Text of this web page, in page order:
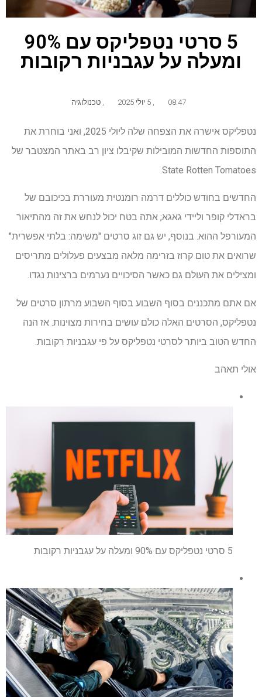
5 סרטי נטפליקס עם 90%
ומעלה על עגבניות רקובות
08:47 טכנולוגיה
נטפליקס אישרה את הצפחה שלה ליולי 2025, ואני בוחרת את
התוספות החדשות המובילות שקיבלו ציון רב באתר המצטבר של
State Rotten Tomatoes.
החדשים בחודש כוללים דרמה רומנטית מעוררת בכיכובם של
בראדלי קופר וליידי גאגא; אתה בטח יכול לנחש את זה מהתיאור
המעורפל ההוא. בנוסף, יש גם זוג סרטים "משימה: בלתי אפשרית"
שרואים את טום קרוז בזרימה מלאה מבצעים פעלולים מתריסים
ומצילים את העולם גם כאשר הסיכויים נערמים ברצינות נגדו.
אם אתם מתכננים בסוף השבוע בסוף השבוע מרתון סרטים של
נטפליקס, הסרטים האלה כולם עושים בחירות מצוינות. אז הנה
החדש הטוב ביותר לסרטי נטפליקס על פי עגבניות רקובות.
אולי תאהב
5 סרטי נטפליקס עם 90% ומעלה על עגבניות רקובות